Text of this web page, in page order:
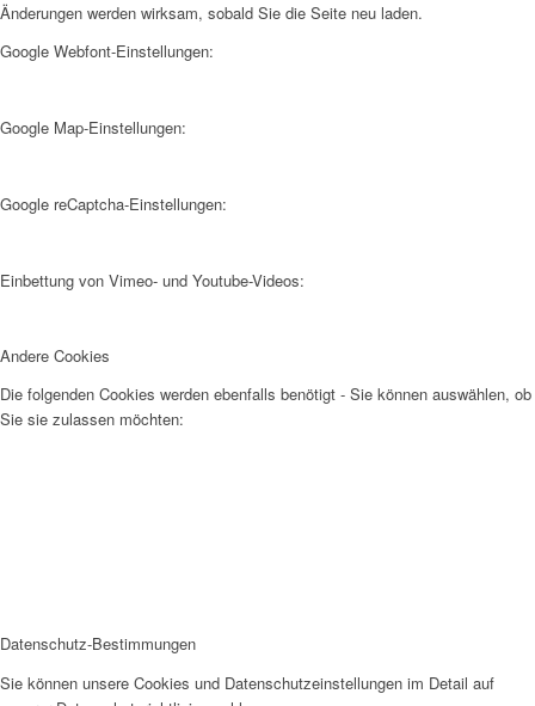
Änderungen werden wirksam, sobald Sie die Seite neu laden.
Google Webfont-Einstellungen:
Google Map-Einstellungen:
Google reCaptcha-Einstellungen:
Einbettung von Vimeo- und Youtube-Videos:
Andere Cookies
Die folgenden Cookies werden ebenfalls benötigt - Sie können auswählen, ob
Sie sie zulassen möchten:
Datenschutz-Bestimmungen
Sie können unsere Cookies und Datenschutzeinstellungen im Detail auf